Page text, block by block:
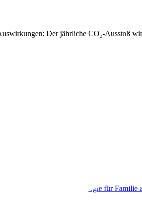
Der jährliche CO₂-Ausstoß